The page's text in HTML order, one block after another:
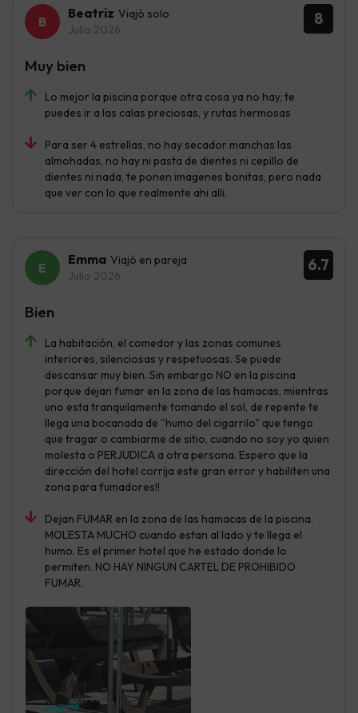
8
Beatriz Viajó solo
Julio 2026
Lo mejor la piscina porque otra cosa ya no hay, te
puedes ir a las calas preciosas, y rutas hermosas
Para ser 4 estrellas, no hay secador manchas las
almohadas, no hay ni pasta de dientes ni cepillo de
dientes ni nada, te ponen imagenes bonitas, pero nada
que ver con lo que realmente ahi alli.
Muy bien
6.7
Emma Viajó en pareja
Julio 2026
La habitación, el comedor y las zonas comunes
interiores, silenciosas y respetuosas. Se puede
descansar muy bien. Sin embargo NO en la piscina
porque dejan fumar en la zona de las hamacas, mientras
uno esta tranquilamente tomando el sol, de repente te
llega una bocanada de "humo del cigarrilo" que tengo
que tragar o cambiarme de sitio, cuando no soy yo quien
molesta o PERJUDICA a otra persona. Espero que la
dirección del hotel corrija este gran error y habiliten una
zona para fumadores!!
Dejan FUMAR en la zona de las hamacas de la piscina.
MOLESTA MUCHO cuando estan al lado y te llega el
humo. Es el primer hotel que he estado donde lo
permiten. NO HAY NINGUN CARTEL DE PROHIBIDO
FUMAR.
Bien